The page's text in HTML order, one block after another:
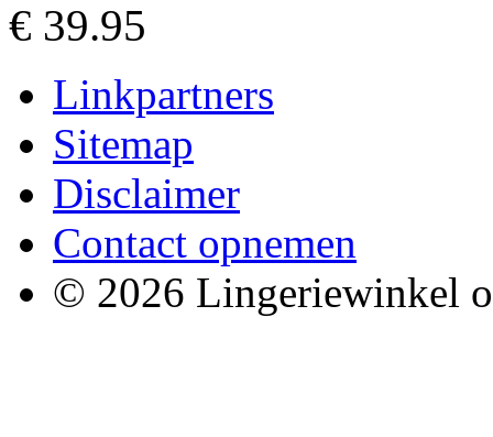
€ 39.95
Linkpartners
Sitemap
Disclaimer
Contact opnemen
© 2026 Lingeriewinkel